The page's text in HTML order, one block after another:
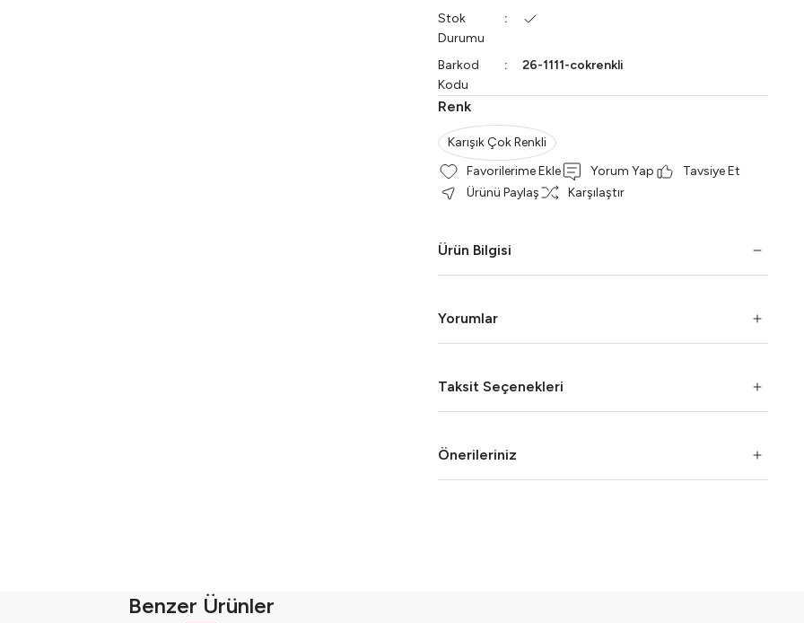
Stok
Durumu
Barkod
Kodu
26-1111-cokrenkli
Renk
Karışık Çok Renkli
Yorum Yap
Tavsiye Et
Ürünü Paylaş
Karşılaştır
Ürün Bilgisi
Yorumlar
Taksit Seçenekleri
Önerileriniz
Benzer Ürünler